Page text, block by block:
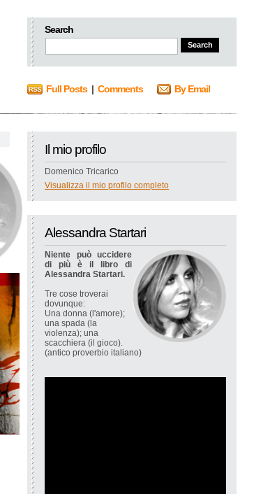
Search
Full Posts| Comments By Email
Il mio profilo
Domenico Tricarico
Visualizza il mio profilo completo
Alessandra Startari
Niente può uccidere
di più è il libro di
Alessandra Startari.
Tre cose troverai
dovunque:
Una donna (l'amore);
una spada (la
violenza); una
scacchiera (il gioco).
(antico proverbio italiano)